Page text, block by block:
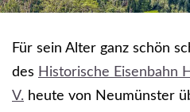
Für sein Alter ganz schön
des Historische Eisenbahn
V. heute von Neumünster